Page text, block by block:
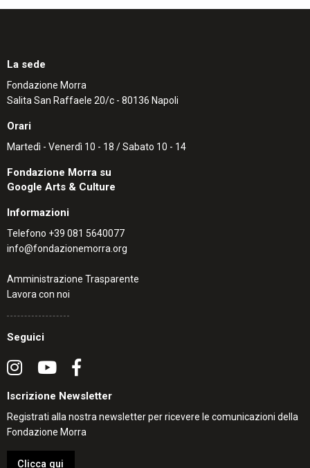
La sede
Fondazione Morra
Salita San Raffaele 20/c - 80136 Napoli
Orari
Martedì - Venerdì 10 - 18 / Sabato 10 - 14
Fondazione Morra su
Google Arts & Culture
Informazioni
Telefono +39 081 5640077
info@fondazionemorra.org
Amministrazione Trasparente
Lavora con noi
Seguici
Iscrizione Newsletter
Registrati alla nostra newsletter per ricevere le comunicazioni della
Fondazione Morra
Clicca qui